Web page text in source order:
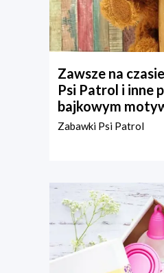
Zawsze na
Psi Patrol i inne
bajkowym
Zabawki Psi Patrol